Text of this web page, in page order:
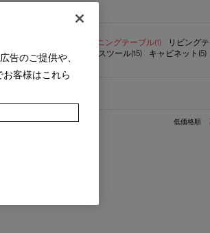
ダイニングテーブル(1) リビング
カウンターチェア(9) スツール(15) キャビネット(5)
低価格順
告のご提供や、
客様はこれら